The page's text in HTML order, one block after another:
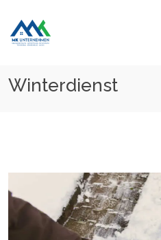
Winterdienst